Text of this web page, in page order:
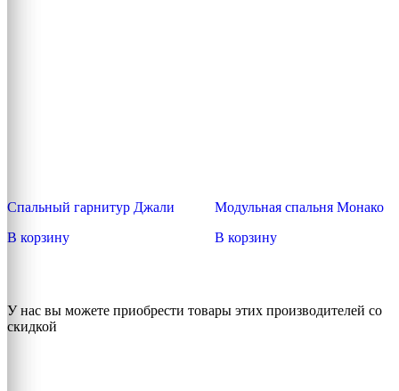
Спальный гарнитур Джали
В корзину
Модульная спальня Монако
В корзину
У нас вы можете приобрести товары этих производителей со
скидкой